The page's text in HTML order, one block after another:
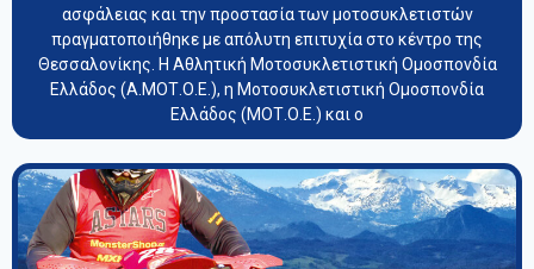
ασφάλειας και την προστασία των μοτοσυκλετιστών
πραγματοποιήθηκε με απόλυτη επιτυχία στο κέντρο της
Θεσσαλονίκης. Η Αθλητική Μοτοσυκλετιστική Ομοσπονδία
Ελλάδος (Α.ΜΟΤ.Ο.Ε.), η Μοτοσυκλετιστική Ομοσπονδία
Ελλάδος (ΜΟΤ.Ο.Ε.) και ο